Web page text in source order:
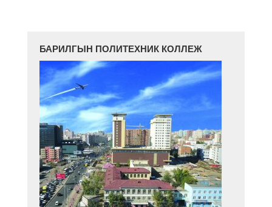
БАРИЛГЫН ПОЛИТЕХНИК КОЛЛЕЖ